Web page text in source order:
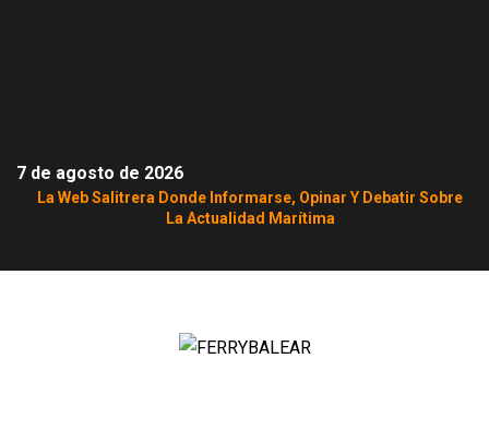
7 de agosto de 2026
La Web Salitrera Donde Informarse, Opinar Y Debatir Sobre
La Actualidad Marítima